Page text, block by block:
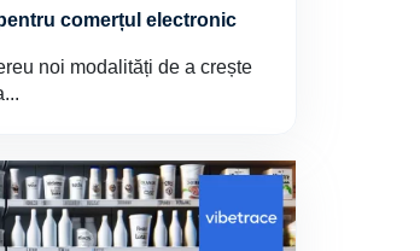
comerțul electronic
noi modalități de a crește